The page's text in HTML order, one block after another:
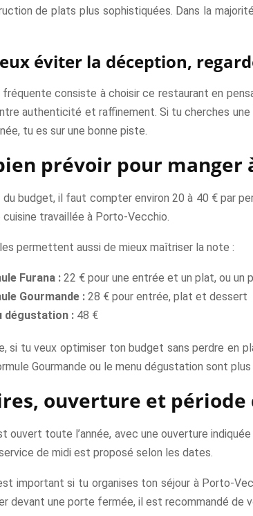
de plats plus sophistiquées. Dans la
éviter la déception,
fréquente consiste à choisir ce restaurant en
authenticité et raffinement. Si tu cherches
tu es sur une bonne piste.
prévoir pour manger
du budget, il faut compter environ 20 à 40 € par
cuisine travaillée à Porto-Vecchio.
permettent aussi de mieux maîtriser la note :
Furana : 22 € pour une entrée et un plat, ou un
Gourmande : 28 € pour entrée, plat et dessert
dégustation : 48 €
si tu veux optimiser ton budget sans perdre en
Gourmande ou le menu dégustation sont
ouverture et période
ouvert toute l’année, avec une ouverture
de midi est proposé selon les dates.
important si tu organises ton séjour à Porto-
devant une porte fermée, il est recommandé de